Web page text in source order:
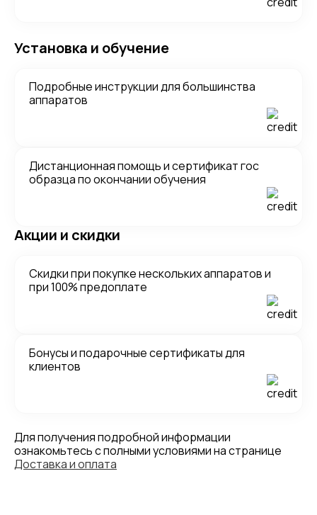
Установка и обучение
Подробные инструкции для большинства
аппаратов
Дистанционная помощь и сертификат гос
образца по окончании обучения
Акции и скидки
Скидки при покупке нескольких аппаратов и
при 100% предоплате
Бонусы и подарочные сертификаты для
клиентов
Для получения подробной информации
ознакомьтесь с полными условиями на странице
Доставка и оплата